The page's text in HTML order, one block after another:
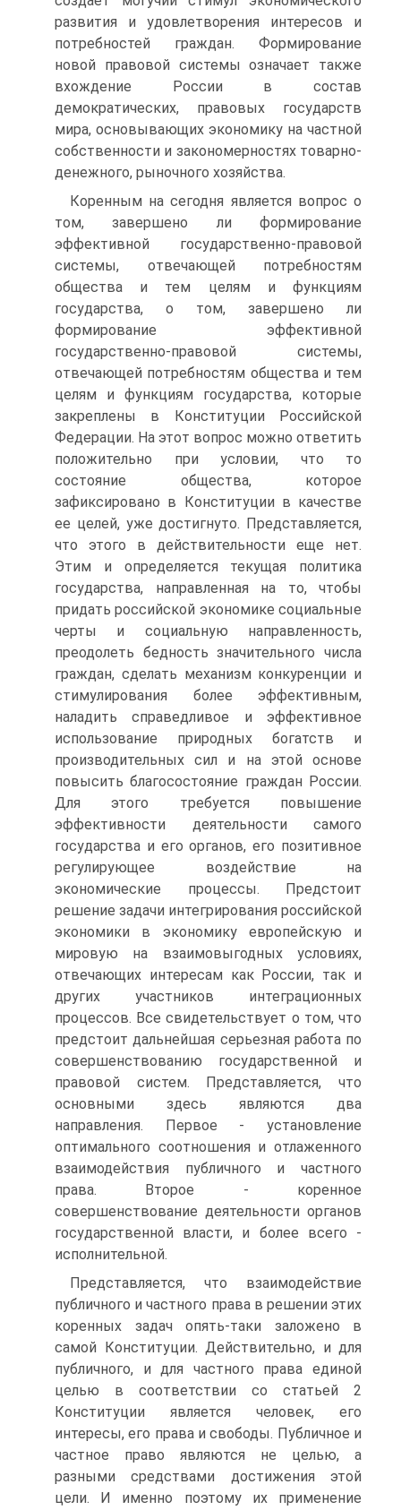
развития и удовлетворения интересов и
потребностей граждан. Формирование
новой правовой системы означает также
вхождение России в состав
демократических, правовых государств
мира, основывающих экономику на частной
собственности и закономерностях товарно-
денежного, рыночного хозяйства.
Коренным на сегодня является вопрос о
том, завершено ли формирование
эффективной государственно-правовой
системы, отвечающей потребностям
общества и тем целям и функциям
государства, о том, завершено ли
формирование эффективной
государственно-правовой системы,
отвечающей потребностям общества и тем
целям и функциям государства, которые
закреплены в Конституции Российской
Федерации. На этот вопрос можно ответить
положительно при условии, что то
состояние общества, которое
зафиксировано в Конституции в качестве
ее целей, уже достигнуто. Представляется,
что этого в действительности еще нет.
Этим и определяется текущая политика
государства, направленная на то, чтобы
придать российской экономике социальные
черты и социальную направленность,
преодолеть бедность значительного числа
граждан, сделать механизм конкуренции и
стимулирования более эффективным,
наладить справедливое и эффективное
использование природных богатств и
производительных сил и на этой основе
повысить благосостояние граждан России.
Для этого требуется повышение
эффективности деятельности самого
государства и его органов, его позитивное
регулирующее воздействие на
экономические процессы. Предстоит
решение задачи интегрирования российской
экономики в экономику европейскую и
мировую на взаимовыгодных условиях,
отвечающих интересам как России, так и
других участников интеграционных
процессов. Все свидетельствует о том, что
предстоит дальнейшая серьезная работа по
совершенствованию государственной и
правовой систем. Представляется, что
основными здесь являются два
направления. Первое - установление
оптимального соотношения и отлаженного
взаимодействия публичного и частного
права. Второе - коренное
совершенствование деятельности органов
государственной власти, и более всего -
исполнительной.
Представляется, что взаимодействие
публичного и частного права в решении этих
коренных задач опять-таки заложено в
самой Конституции. Действительно, и для
публичного, и для частного права единой
целью в соответствии со статьей 2
Конституции является человек, его
интересы, его права и свободы. Публичное и
частное право являются не целью, а
разными средствами достижения этой
цели. И именно поэтому их применение